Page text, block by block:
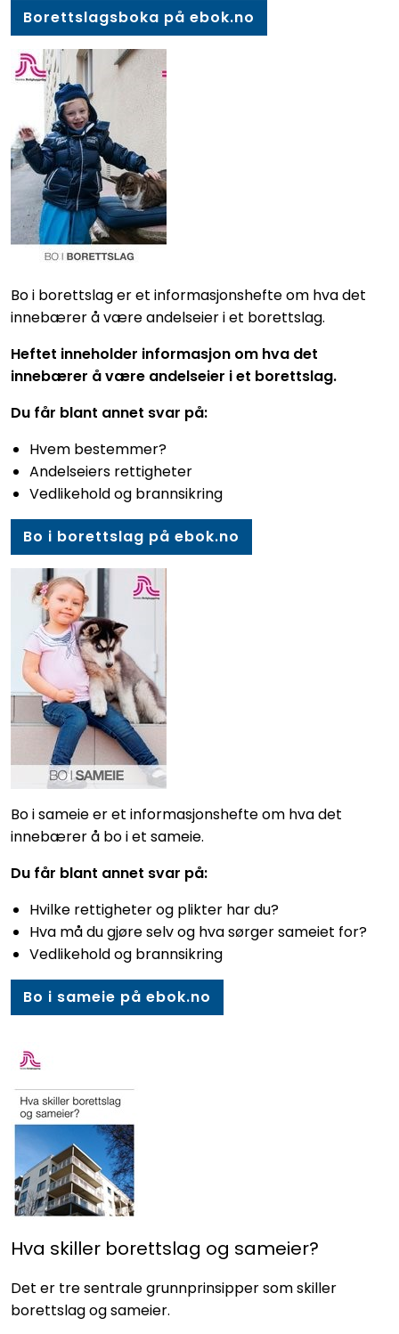
Borettslagsboka på ebok.no
Bo i borettslag er et informasjonshefte om hva det
innebærer å være andelseier i et borettslag.
Heftet inneholder informasjon om hva det
innebærer å være andelseier i et borettslag.
Du får blant annet svar på:
Hvem bestemmer?
Andelseiers rettigheter
Vedlikehold og brannsikring
Bo i borettslag på ebok.no
Bo i sameie er et informasjonshefte om hva det
innebærer å bo i et sameie.
Du får blant annet svar på:
Hvilke rettigheter og plikter har du?
Hva må du gjøre selv og hva sørger sameiet for?
Vedlikehold og brannsikring
Bo i sameie på ebok.no
Hva skiller borettslag og sameier?
Det er tre sentrale grunnprinsipper som skiller
borettslag og sameier.